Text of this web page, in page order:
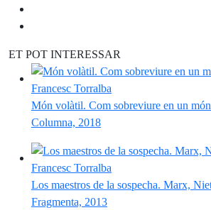
ET POT INTERESSAR
Món volàtil. Com sobreviure en un
Columna, 2018
Los maestros de la sospecha. Marx,
Fragmenta, 2013